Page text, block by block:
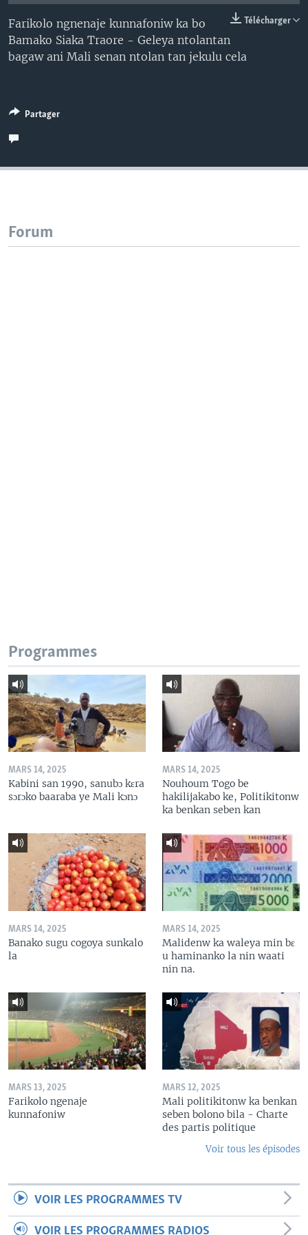
Télécharger
Farikolo ngnenaje kunnafoniw ka bo
Bamako Siaka Traore - Geleya ntolantan
bagaw ani Mali senan ntolan tan jekulu cela
Partager
Forum
Programmes
MARS 14, 2025
Kabini san 1990, sanubɔ kɛra
sɔrɔko baaraba ye Mali kɔnɔ
MARS 14, 2025
Nouhoum Togo be
hakilijakabo ke, Politikitonw
ka benkan seben kan
MARS 14, 2025
Banako sugu cogoya sunkalo
la
MARS 14, 2025
Malidenw ka waleya min bɛ
u haminanko la nin waati
nin na.
MARS 13, 2025
Farikolo ngenaje
kunnafoniw
MARS 12, 2025
Mali politikitonw ka benkan
seben bolono bila - Charte
des partis politique
Voir tous les épisodes
VOIR LES PROGRAMMES TV
VOIR LES PROGRAMMES RADIOS